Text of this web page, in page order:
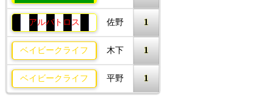
アルバトロス 佐野 1
ベイビークライフ 木下 1
ベイビークライフ 平野 1